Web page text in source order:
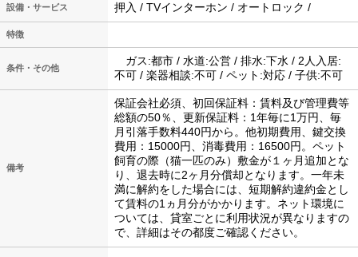
設備・サービス 押入 / TVインターホン / オートロック /
特徴
条件・その他
ガス:都市 / 水道:公営 / 排水:下水 / 2人入居:
不可 / 楽器相談:不可 / ペット:対応 / 子供:不可
備考
保証会社必須、初回保証料：賃料及び管理費等
総額の50％、更新保証料：1年毎に1万円、毎
月引落手数料440円から。他初期費用、鍵交換
費用：15000円、消毒費用：16500円。ペット
飼育の際（猫一匹のみ）敷金が１ヶ月追加とな
り、退去時に2ヶ月分償却となります。一年未
満に解約をした場合には、短期解約違約金とし
て賃料の1ヵ月分がかかります。ネット環境に
ついては、貸室ごとに利用状況が異なりますの
で、詳細はその都度ご確認ください。